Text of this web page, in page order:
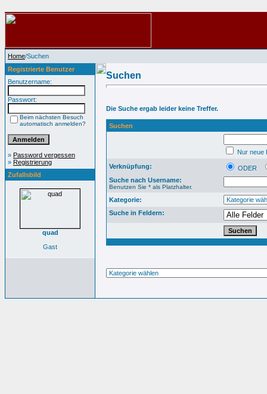
Home/Suchen
Registrierte Benutzer
Benutzername:
Passwort:
Beim nächsten Besuch
automatisch anmelden?
» Password vergessen
» Registrierung
Zufallsbild
quad
Gast
Suchen
Die Suche ergab leider keine Treffer.
Suchen
Nur neue
Verknüpfung:
ODER
Suche nach Username:
Benutzen Sie * als Platzhalter.
Kategorie:
Suche in Feldern: